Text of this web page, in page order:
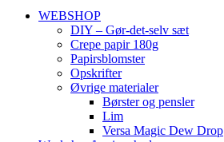
WEBSHOP
DIY – Gør-det-selv sæt
Crepe papir 180g
Papirsblomster
Opskrifter
Øvrige materialer
Børster og pensler
Lim
Versa Magic Dew Drop